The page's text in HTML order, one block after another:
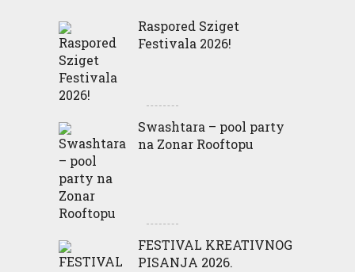
Raspored Sziget
Festivala 2026!
Swashtara – pool party
na Zonar Rooftopu
FESTIVAL KREATIVNOG
PISANJA 2026.